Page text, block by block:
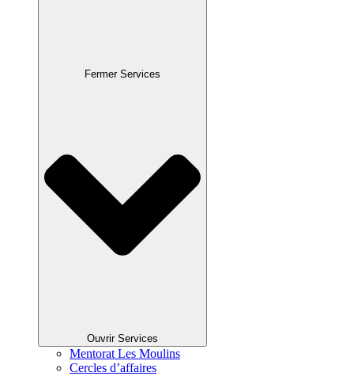
Fermer Services
Ouvrir Services
Mentorat Les Moulins
Cercles d’affaires